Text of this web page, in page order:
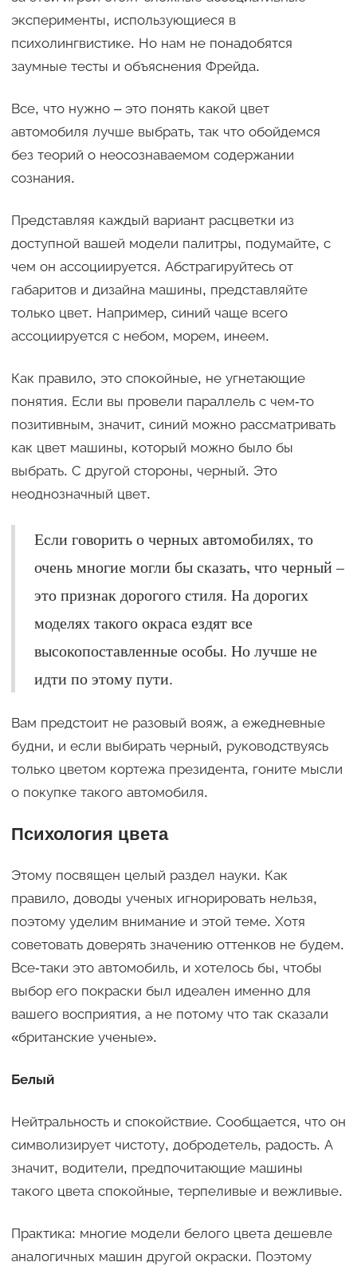
эксперименты, использующиеся в
психолингвистике. Но нам не понадобятся
заумные тесты и объяснения Фрейда.
Все, что нужно – это понять какой цвет
автомобиля лучше выбрать, так что обойдемся
без теорий о неосознаваемом содержании
сознания.
Представляя каждый вариант расцветки из
доступной вашей модели палитры, подумайте, с
чем он ассоциируется. Абстрагируйтесь от
габаритов и дизайна машины, представляйте
только цвет. Например, синий чаще всего
ассоциируется с небом, морем, инеем.
Как правило, это спокойные, не угнетающие
понятия. Если вы провели параллель с чем-то
позитивным, значит, синий можно рассматривать
как цвет машины, который можно было бы
выбрать. С другой стороны, черный. Это
неоднозначный цвет.
Если говорить о черных автомобилях, то
очень многие могли бы сказать, что черный –
это признак дорогого стиля. На дорогих
моделях такого окраса ездят все
высокопоставленные особы. Но лучше не
идти по этому пути.
Вам предстоит не разовый вояж, а ежедневные
будни, и если выбирать черный, руководствуясь
только цветом кортежа президента, гоните мысли
о покупке такого автомобиля.
Психология цвета
Этому посвящен целый раздел науки. Как
правило, доводы ученых игнорировать нельзя,
поэтому уделим внимание и этой теме. Хотя
советовать доверять значению оттенков не будем.
Все-таки это автомобиль, и хотелось бы, чтобы
выбор его покраски был идеален именно для
вашего восприятия, а не потому что так сказали
«британские ученые».
Белый
Нейтральность и спокойствие. Сообщается, что он
символизирует чистоту, добродетель, радость. А
значит, водители, предпочитающие машины
такого цвета спокойные, терпеливые и вежливые.
Практика: многие модели белого цвета дешевле
аналогичных машин другой окраски. Поэтому